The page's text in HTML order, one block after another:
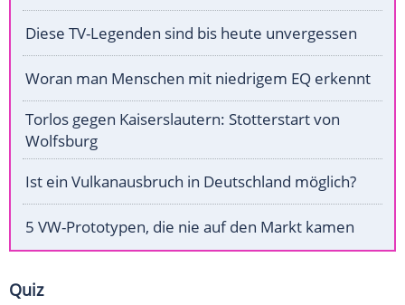
Diese TV-Legenden sind bis heute unvergessen
Woran man Menschen mit niedrigem EQ erkennt
Torlos gegen Kaiserslautern: Stotterstart von
Wolfsburg
Ist ein Vulkanausbruch in Deutschland möglich?
5 VW-Prototypen, die nie auf den Markt kamen
Quiz